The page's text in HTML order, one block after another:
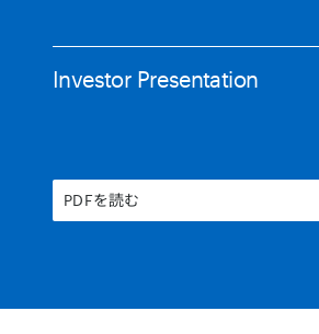
Investor Presentation
PDFを読む